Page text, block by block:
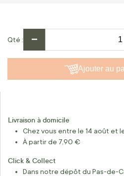
Qté −
Ajouter au
Livraison à domicile
Chez vous entre le 14 août et
À partir de 7,90 €
Click & Collect
Dans notre dépôt du Pas-de-